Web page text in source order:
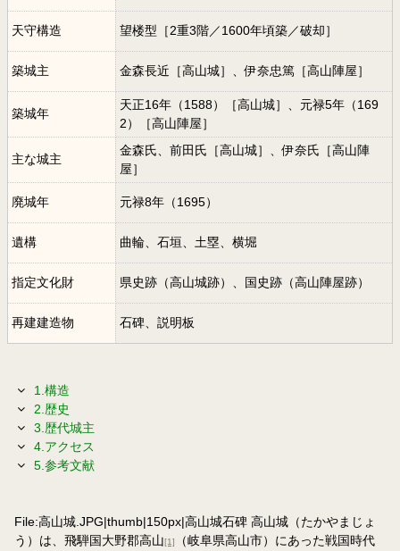
天守構造 望楼型［2重3階／1600年頃築／破却］
築城主 金森長近［高山城］、伊奈忠篤［高山陣屋］
築城年
天正16年（1588）［高山城］、元禄5年（169
2）［高山陣屋］
主な城主
金森氏、前田氏［高山城］、伊奈氏［高山陣
屋］
廃城年 元禄8年（1695）
遺構 曲輪、石垣、土塁、横堀
指定文化財 県史跡（高山城跡）、国史跡（高山陣屋跡）
再建建造物 石碑、説明板
1.構造
2.歴史
3.歴代城主
4.アクセス
5.参考文献
File:高山城.JPG|thumb|150px|高山城石碑 高山城（たかやまじょ
う）は、飛騨国大野郡高山[1]
（岐阜県高山市）にあった戦国時代